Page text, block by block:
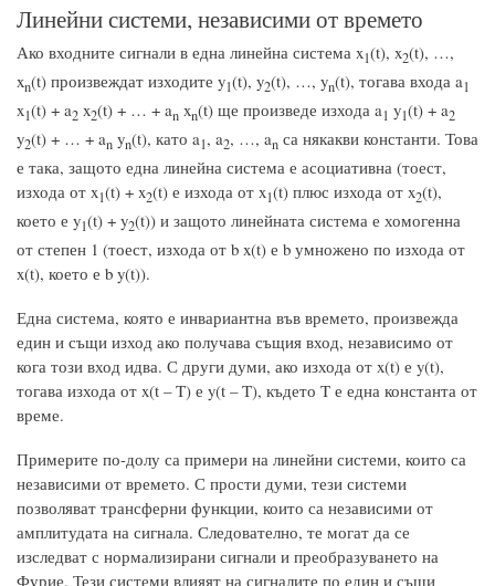
Линейни системи, независими от времето
Ако входните сигнали в една линейна система x1(t), x2(t), …,
xn(t) произвеждат изходите y1(t), y2(t), …, yn(t), тогава входа a1
x1(t) + a2 x2(t) + … + an xn(t) ще произведе изхода a1 y1(t) + a2
y2(t) + … + an yn(t), като a1, a2, …, an са някакви константи. Това
е така, защото една линейна система е асоциативна (тоест,
изхода от x1(t) + x2(t) е изхода от x1(t) плюс изхода от x2(t),
което е y1(t) + y2(t)) и защото линейната система е хомогенна
от степен 1 (тоест, изхода от b x(t) е b умножено по изхода от
x(t), което е b y(t)).
Една система, която е инвариантна във времето, произвежда
един и същи изход ако получава същия вход, независимо от
кога този вход идва. С други думи, ако изхода от x(t) е y(t),
тогава изхода от x(t – T) е y(t – T), където T е една константа от
време.
Примерите по-долу са примери на линейни системи, които са
независими от времето. С прости думи, тези системи
позволяват трансферни функции, които са независими от
амплитудата на сигнала. Следователно, те могат да се
изследват с нормализирани сигнали и преобразуването на
Фурие. Тези системи влияят на сигналите по един и същи